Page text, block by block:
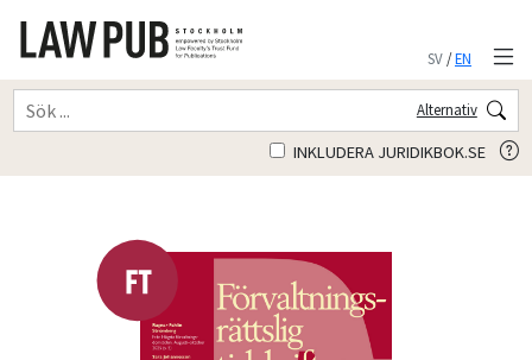
SV/EN
Alternativ
INKLUDERA JURIDIKBOK.SE